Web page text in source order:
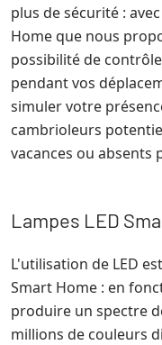
plus de sécurité :
Home que nous
possibilité de
pendant vos
simuler votre
cambrioleurs
vacances ou absents
Lampes LED
L'utilisation de LED
Smart Home : en
produire un spectre
millions de couleurs